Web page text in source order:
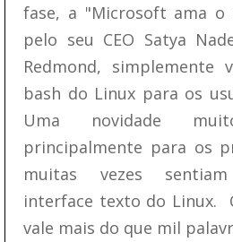
fase, a "Microsoft ama o
pelo seu CEO Satya
Redmond, simplemente
bash do Linux para os
Uma novidade
principalmente para os
muitas vezes
interface texto do Linux.
vale mais do que mil